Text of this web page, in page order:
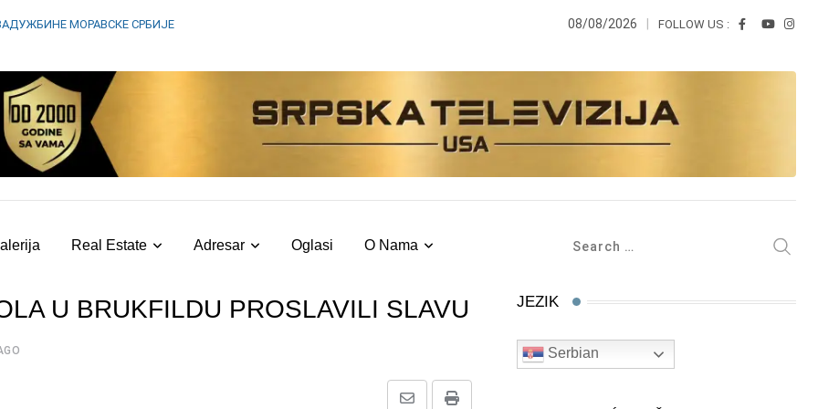
МОРАВСКЕ СРБИЈЕ 08/08/2026 FOLLOW US :
Real Estate Adresar Oglasi O Nama
U BRUKFILDU PROSLAVILI SLAVU JEZIK
Serbian